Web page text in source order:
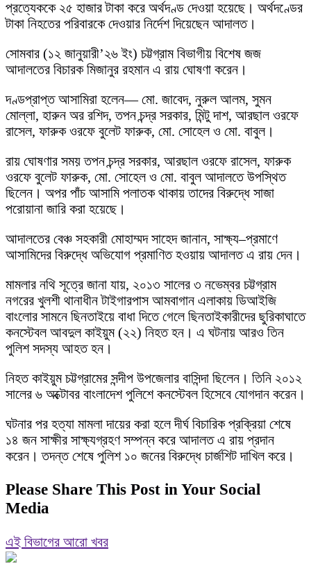
প্রত্যেককে ২৫ হাজার টাকা করে অর্থদণ্ড দেওয়া হয়েছে। অর্থদণ্ডের
টাকা নিহতের পরিবারকে দেওয়ার নির্দেশ দিয়েছেন আদালত।
সোমবার (১২ জানুয়ারী’২৬ ইং) চট্টগ্রাম বিভাগীয় বিশেষ জজ
আদালতের বিচারক মিজানুর রহমান এ রায় ঘোষণা করেন।
দণ্ডপ্রাপ্ত আসামিরা হলেন— মো. জাবেদ, নুরুল আলম, সুমন
মোল্লা, হারুন অর রশিদ, তপন চন্দ্র সরকার, মিন্টু দাশ, আরছাল ওরফে
রাসেল, ফারুক ওরফে বুলেট ফারুক, মো. সোহেল ও মো. বাবুল।
রায় ঘোষণার সময় তপন চন্দ্র সরকার, আরছাল ওরফে রাসেল, ফারুক
ওরফে বুলেট ফারুক, মো. সোহেল ও মো. বাবুল আদালতে উপস্থিত
ছিলেন। অপর পাঁচ আসামি পলাতক থাকায় তাদের বিরুদ্ধে সাজা
পরোয়ানা জারি করা হয়েছে।
আদালতের বেঞ্চ সহকারী মোহাম্মদ সাহেদ জানান, সাক্ষ্য–প্রমাণে
আসামিদের বিরুদ্ধে অভিযোগ প্রমাণিত হওয়ায় আদালত এ রায় দেন।
মামলার নথি সূত্রে জানা যায়, ২০১৩ সালের ৩ নভেম্বর চট্টগ্রাম
নগরের খুলশী থানাধীন টাইগারপাস আমবাগান এলাকায় ডিআইজি
বাংলোর সামনে ছিনতাইয়ে বাধা দিতে গেলে ছিনতাইকারীদের ছুরিকাঘাতে
কনস্টেবল আবদুল কাইয়ুম (২২) নিহত হন। এ ঘটনায় আরও তিন
পুলিশ সদস্য আহত হন।
নিহত কাইয়ুম চট্টগ্রামের সন্দীপ উপজেলার বাসিন্দা ছিলেন। তিনি ২০১২
সালের ৬ অক্টোবর বাংলাদেশ পুলিশে কনস্টেবল হিসেবে যোগদান করেন।
ঘটনার পর হত্যা মামলা দায়ের করা হলে দীর্ঘ বিচারিক প্রক্রিয়া শেষে
১৪ জন সাক্ষীর সাক্ষ্যগ্রহণ সম্পন্ন করে আদালত এ রায় প্রদান
করেন। তদন্ত শেষে পুলিশ ১০ জনের বিরুদ্ধে চার্জশিট দাখিল করে।
Please Share This Post in Your Social
Media
এই বিভাগের আরো খবর